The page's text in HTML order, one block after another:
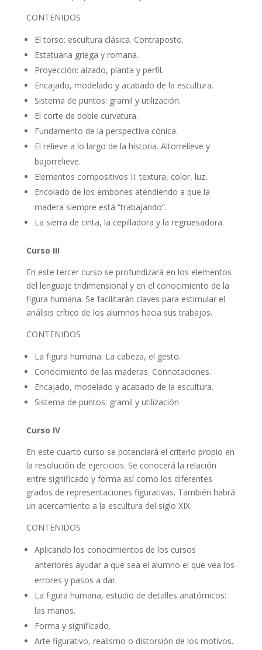
CONTENIDOS
El torso: escultura clásica. Contraposto.
Estatuaria griega y romana.
Proyección: alzado, planta y perfil.
Encajado, modelado y acabado de la escultura.
Sistema de puntos: gramil y utilización.
El corte de doble curvatura.
Fundamento de la perspectiva cónica.
El relieve a lo largo de la historia. Altorrelieve y
bajorrelieve.
Elementos compositivos II: textura, color, luz..
Encolado de los embones atendiendo a que la
madera siempre está “trabajando”.
La sierra de cinta, la cepilladora y la regruesadora.
Curso III
En este tercer curso se profundizará en los elementos
del lenguaje tridimensional y en el conocimiento de la
figura humana. Se facilitarán claves para estimular el
análisis crítico de los alumnos hacia sus trabajos.
CONTENIDOS
La figura humana: La cabeza, el gesto.
Conocimiento de las maderas. Connotaciones.
Encajado, modelado y acabado de la escultura.
Sistema de puntos: gramil y utilización
Curso IV
En este cuarto curso se potenciará el criterio propio en
la resolución de ejercicios. Se conocerá la relación
entre significado y forma así como los diferentes
grados de representaciones figurativas. También habrá
un acercamiento a la escultura del siglo XIX.
CONTENIDOS
Aplicando los conocimientos de los cursos
anteriores ayudar a que sea el alumno el que vea los
errores y pasos a dar.
La figura humana, estudio de detalles anatómicos:
las manos.
Forma y significado.
Arte figurativo, realismo o distorsión de los motivos.